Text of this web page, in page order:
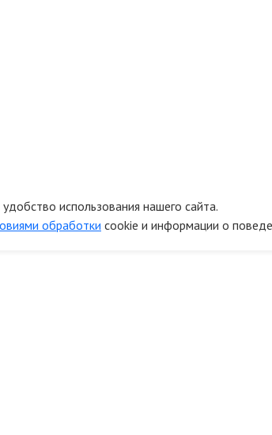
использования нашего сайта.
обработки cookie и информации о